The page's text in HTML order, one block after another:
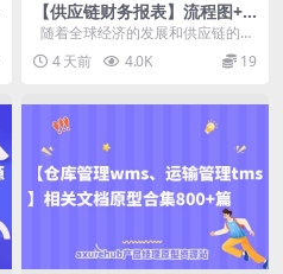
【供应链财务报表】流程图+r
p产品原型源文件
随着全球经济的发展和供应链的日
益复杂，企业对于供应链财务的管
理越来...
4 天前 4.0K 19